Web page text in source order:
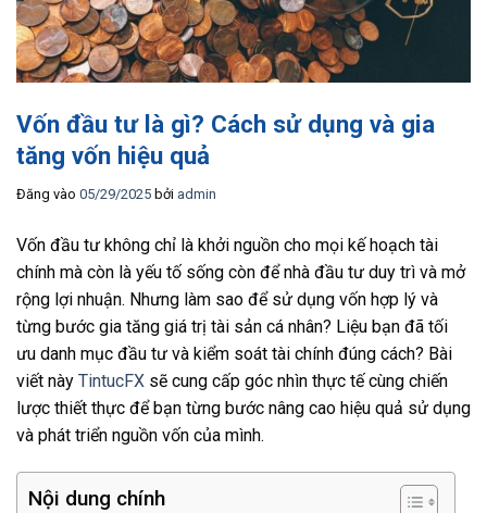
Vốn đầu tư là gì? Cách sử dụng và gia
tăng vốn hiệu quả
Đăng vào 05/29/2025 bởi admin
Vốn đầu tư không chỉ là khởi nguồn cho mọi kế hoạch tài
chính mà còn là yếu tố sống còn để nhà đầu tư duy trì và mở
rộng lợi nhuận. Nhưng làm sao để sử dụng vốn hợp lý và
từng bước gia tăng giá trị tài sản cá nhân? Liệu bạn đã tối
ưu danh mục đầu tư và kiểm soát tài chính đúng cách? Bài
viết này TintucFX sẽ cung cấp góc nhìn thực tế cùng chiến
lược thiết thực để bạn từng bước nâng cao hiệu quả sử dụng
và phát triển nguồn vốn của mình.
Nội dung chính